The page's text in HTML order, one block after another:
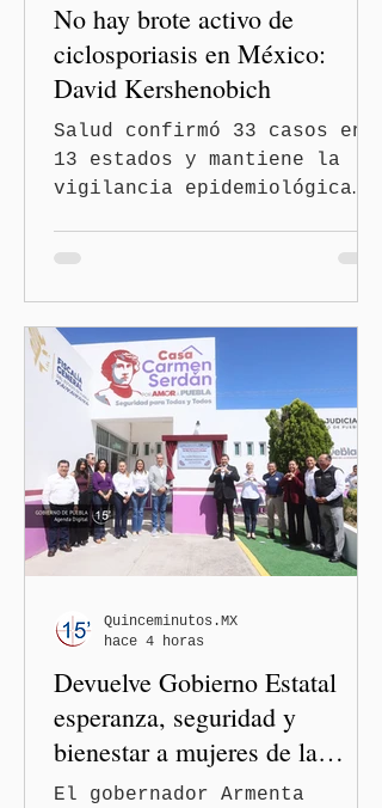
No hay brote activo de
ciclosporiasis en México:
David Kershenobich
Salud confirmó 33 casos en
13 estados y mantiene la
vigilancia epidemiológica
Kershenobich Stalnikowitz,
aseguró que en México no
existe un brote activo de
ciclosporiasis, luego de
los recientes reportes de
casos en Estados Unidos y
de viajeros del Reino Unido
que visitaron territorio
mexicano. A través de un
mensaje difundido en redes
informó que la Secretaría
de Salud activó de mane
Devuelve Gobierno Estatal
esperanza, seguridad y
bienestar a mujeres de la
periferia urbana
El gobernador Armenta
Quinceminutos.MX
hace 4 horas